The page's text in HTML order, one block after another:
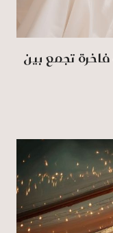
تجمع بين